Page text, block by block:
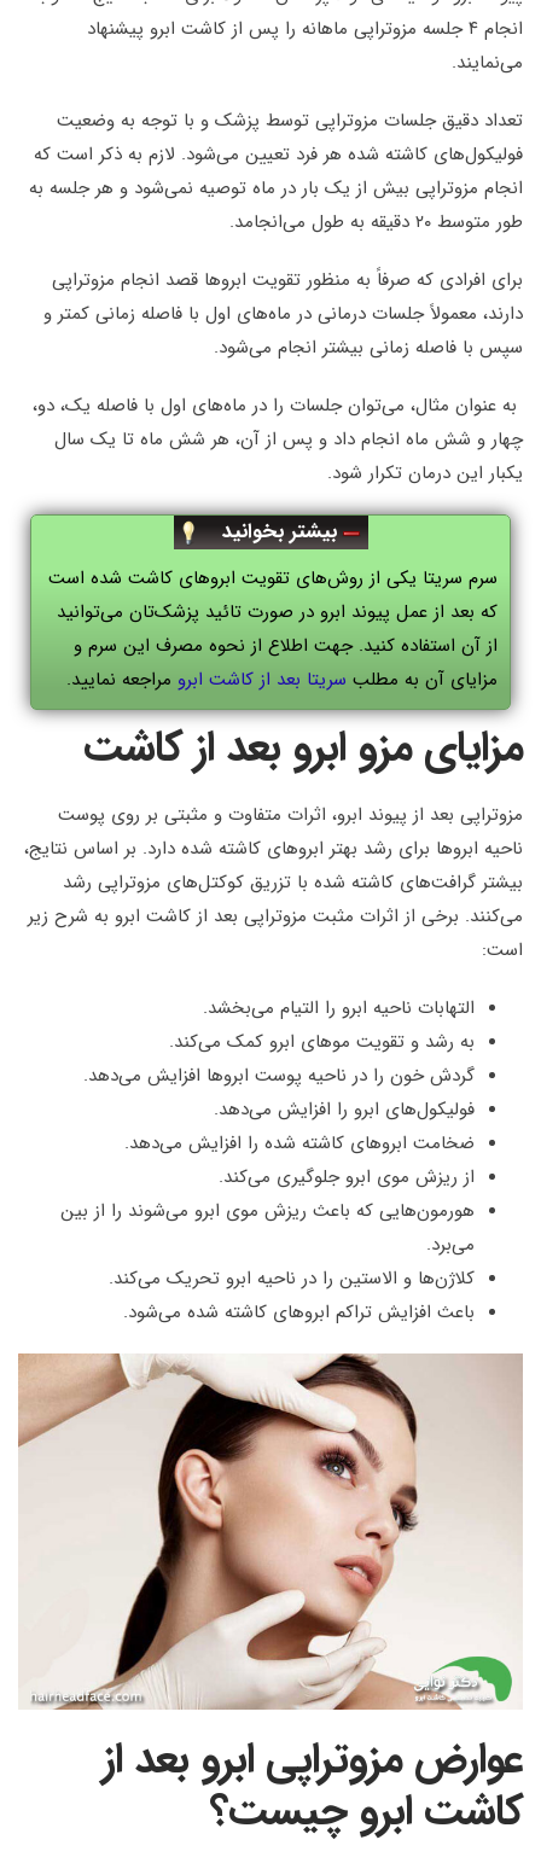
انجام ۴ جلسه مزوتراپی ماهانه را پس از کاشت ابرو پیشنهاد
می‌نمایند.
تعداد دقیق جلسات مزوتراپی توسط پزشک و با توجه به وضعیت
فولیکول‌های کاشته شده هر فرد تعیین می‌شود. لازم به ذکر است که
انجام مزوتراپی بیش از یک بار در ماه توصیه نمی‌شود و هر جلسه به
طور متوسط ۲۰ دقیقه به طول می‌انجامد.
برای افرادی که صرفاً به منظور تقویت ابروها قصد انجام مزوتراپی
دارند، معمولاً جلسات درمانی در ماه‌های اول با فاصله زمانی کمتر و
سپس با فاصله زمانی بیشتر انجام می‌شود.
به عنوان مثال، می‌توان جلسات را در ماه‌های اول با فاصله یک، دو،
چهار و شش ماه انجام داد و پس از آن، هر شش ماه تا یک سال
یکبار این درمان تکرار شود.
بیشتر بخوانید
سرم سریتا یکی از روش‌های تقویت ابروهای کاشت شده است
که بعد از عمل پیوند ابرو در صورت تائید پزشک‌تان می‌توانید
از آن استفاده کنید. جهت اطلاع از نحوه مصرف این سرم و
مزایای آن به مطلب سریتا بعد از کاشت ابرو مراجعه نمایید.
مزایای مزو ابرو بعد از کاشت
مزوتراپی بعد از پیوند ابرو، اثرات متفاوت و مثبتی بر روی پوست
ناحیه ابروها برای رشد بهتر ابروهای کاشته شده دارد. بر اساس نتایج،
بیشتر گرافت‌های کاشته شده با تزریق کوکتل‌های مزوتراپی رشد
می‌کنند. برخی از اثرات مثبت مزوتراپی بعد از کاشت ابرو به شرح زیر
است:
التهابات ناحیه ابرو را التیام می‌بخشد.
به رشد و تقویت موهای ابرو کمک می‌کند.
گردش خون را در ناحیه پوست ابروها افزایش می‌دهد.
فولیکول‌های ابرو را افزایش می‌دهد.
ضخامت ابروهای کاشته شده را افزایش می‌دهد.
از ریزش موی ابرو جلوگیری می‌کند.
هورمون‌هایی که باعث ریزش موی ابرو می‌شوند را از بین
می‌برد.
کلاژن‌ها و الاستین را در ناحیه ابرو تحریک می‌کند.
باعث افزایش تراکم ابروهای کاشته شده می‌شود.
عوارض مزوتراپی ابرو بعد از
کاشت ابرو چیست؟